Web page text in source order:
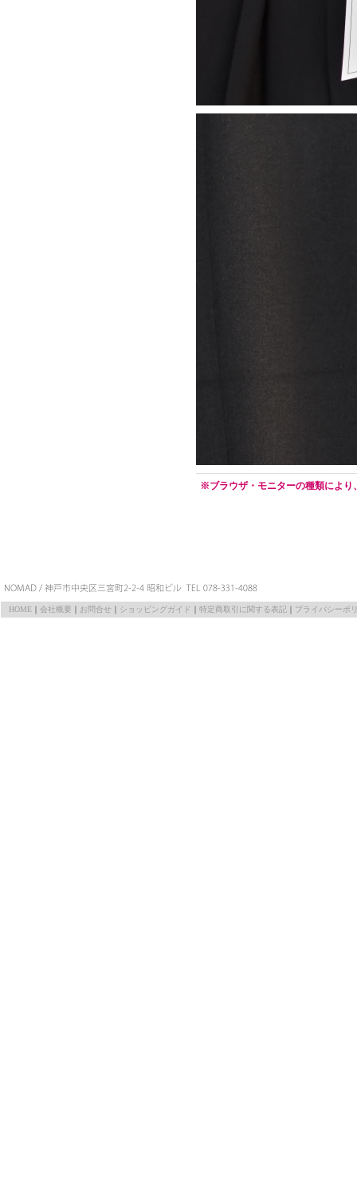
※ブラウザ・モニターの種類により
HOME ｜ 会社概要 ｜ お問合せ ｜ ショッピングガイド ｜ 特定商取引に関する表記 ｜ プライバシーポ